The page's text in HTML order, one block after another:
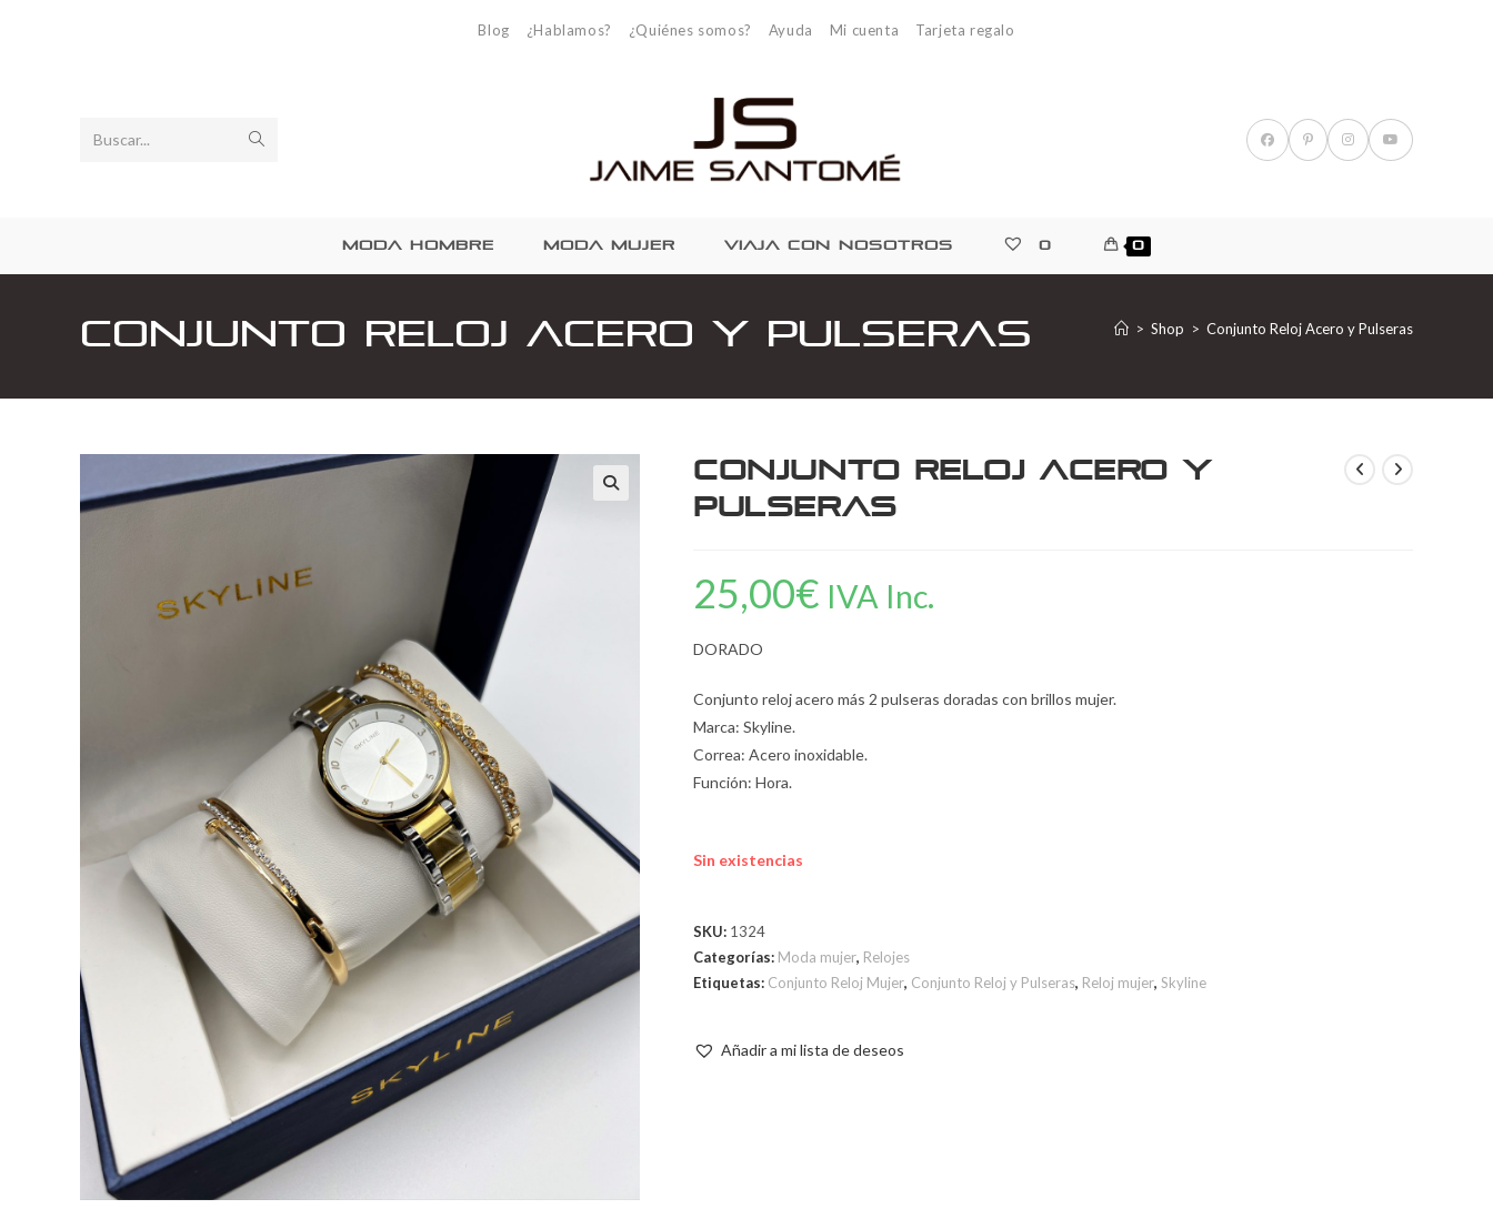
Blog ¿Hablamos? ¿Quiénes somos? Ayuda Mi cuenta Tarjeta regalo
Buscar...
MODA HOMBRE MODA MUJER VIAJA CON NOSOTROS 0 0
Conjunto Reloj Acero y Pulseras > Shop > Conjunto Reloj Acero y Pulseras
Conjunto Reloj Acero y
Pulseras
25,00€ IVA Inc.
DORADO
Conjunto reloj acero más 2 pulseras doradas con brillos mujer.
Marca: Skyline.
Correa: Acero inoxidable.
Función: Hora.
Sin existencias
SKU: 1324
Categorías: Moda mujer, Relojes
Etiquetas: Conjunto Reloj Mujer, Conjunto Reloj y Pulseras, Reloj mujer, Skyline
Añadir a mi lista de deseos